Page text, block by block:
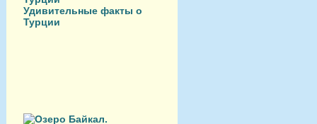
Удивительные факты о
Турции